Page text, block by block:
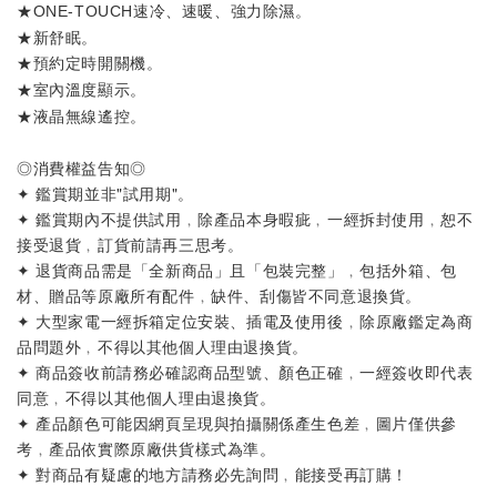
★ONE-TOUCH速冷、速暖、強力除濕。
★新舒眠。
★預約定時開關機。
★室內溫度顯示。
★液晶無線遙控。
◎消費權益告知◎
✦ 鑑賞期並非"試用期"。
✦ 鑑賞期內不提供試用﹐除產品本身暇疵﹐一經拆封使用﹐恕不
接受退貨﹐訂貨前請再三思考。
✦ 退貨商品需是「全新商品」且「包裝完整」﹐包括外箱、包
材、贈品等原廠所有配件﹐缺件、刮傷皆不同意退換貨。
✦ 大型家電一經拆箱定位安裝、插電及使用後﹐除原廠鑑定為商
品問題外﹐不得以其他個人理由退換貨。
✦ 商品簽收前請務必確認商品型號、顏色正確﹐一經簽收即代表
同意﹐不得以其他個人理由退換貨。
✦ 產品顏色可能因網頁呈現與拍攝關係產生色差﹐圖片僅供參
考﹐產品依實際原廠供貨樣式為準。
✦ 對商品有疑慮的地方請務必先詢問﹐能接受再訂購！